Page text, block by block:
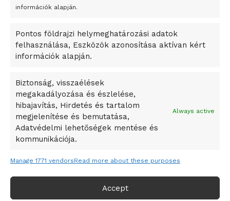
információk alapján.
Pontos földrajzi helymeghatározási adatok
felhasználása, Eszközök azonosítása aktívan kért
információk alapján.
Biztonság, visszaélések
megakadályozása és észlelése,
hibajavítás, Hirdetés és tartalom
megjelenítése és bemutatása,
Adatvédelmi lehetőségek mentése és
kommunikációja.
Always active
Manage 1771 vendorsRead more about these purposes
Accept
A Startup Campus egyetemi programjainak legjobbjai az
A Ringo Starr új albummal jelentkezik
A Vajdasági Magyar Szövetség államtitkárait kinevezték
Dzsingisz kán hódító hadjárata okozta
Kuramagomedov ötödik, Muszukajev elődöntős – Birkózó
világkupa